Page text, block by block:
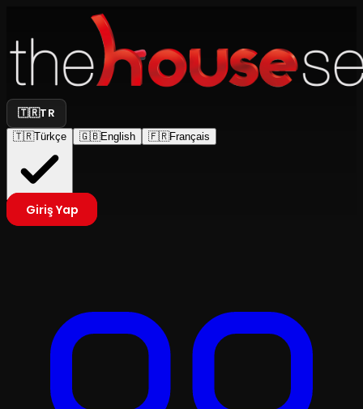
🇹🇷TR
🇹🇷Türkçe 🇬🇧English 🇫🇷Français
Giriş Yap